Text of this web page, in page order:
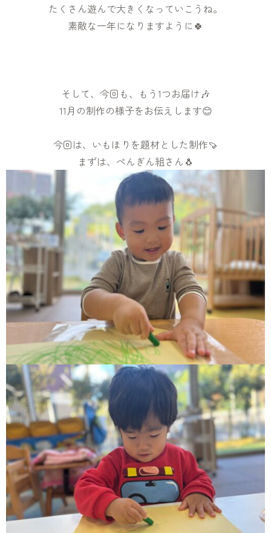
たくさん遊んで大きくなっていこうね。
素敵な一年になりますように🍀
そして、今回も、もう1つお届け🎶
11月の制作の様子をお伝えします😊
今回は、いもほりを題材とした制作🍠
まずは、ぺんぎん組さん🐧